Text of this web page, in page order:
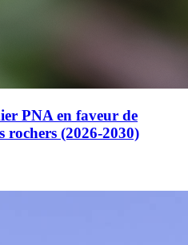
PNA en faveur de
rochers (2026-2030)